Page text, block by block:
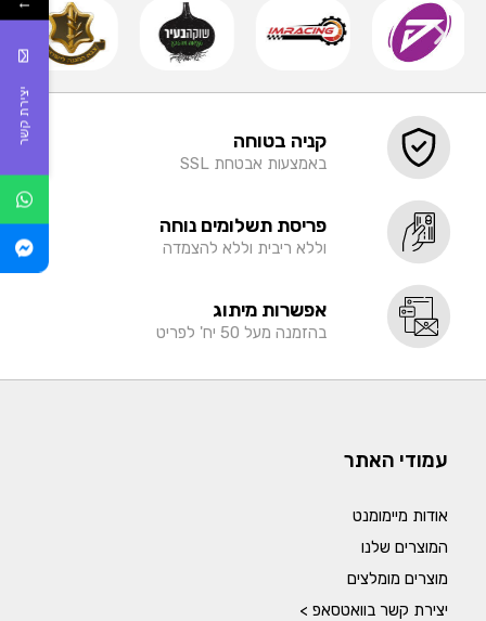
קניה בטוחה
באמצעות אבטחת SSL
פריסת תשלומים נוחה
וללא ריבית וללא להצמדה
אפשרות מיתוג
בהזמנה מעל 50 יח' לפריט
עמודי האתר
אודות מיימומנט
המוצרים שלנו
מוצרים מומלצים
יצירת קשר בוואטסאפ >
יצירת קשר